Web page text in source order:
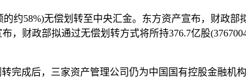
约58%)无偿划转至中央汇金。东方资产宣布，财政部
，财政部拟通过无偿划转方式将所持376.7亿股
成后，三家资产管理公司仍为中国国有控股金融机构